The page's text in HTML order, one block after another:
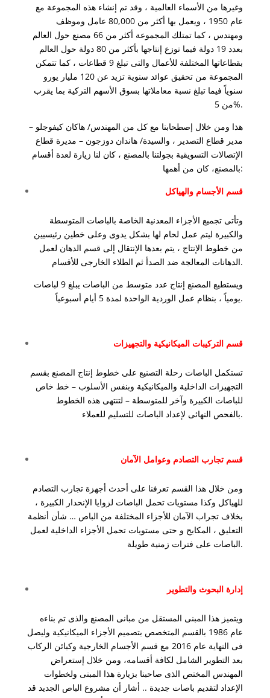
وغيرها من الأسماء العالمية ، وقد تم إنشاء هذه المجموعة مع
عام 1950 ، ويعمل بها أكثر من 80,000 عامل وموظف
ومهندس ، كما تمتلك المجموعة أكثر من 66 مصنع حول العالم
بعدد 19 دولة فيما توزع إنتاجها بأكثر من 80 دولة حول العالم
بقطاعاتها المختلفة للأعمال والتى تبلغ 9 قطاعات ، كما تتمكن
المجموعة من تحقيق عوائد سنوية تزيد عن 120 مليار يورو
سنوياً فيما تبلغ نسبة معاملاتها بسوق الأسهم التركية بما يقرب
من 5%.
هذا ومن خلال إصطحابنا مع كل من المهندس/ هاكان كيفوجلو –
مدير قطاع التصدير ، والسيدة/ هاندان دوزجون – مديرة قطاع
الإتصالات التسويقية بجولتنا بالمصنع ، كان لنا زيارة لعدة أقسام
بالمصنع، كان من أهمها:
قسم الأجسام والهياكل
وتأتى تجميع الأجزاء المعدنية الخاصة بالباصات المتوسطة
والكبيرة ليتم عمل لحام لها بشكل يدوى وعلى خطين رئيسيين
من خطوط الإنتاج ، يتم بعدها الإنتقال إلى قسم الدهان لعمل
الدهانات المعالجة ضد الصدأ ثم الطلاء الخارجى للأقسام.
ويستطيع المصنع إنتاج عدد متوسط من الباصات يبلغ 9 لباصات
يومياً ، بنظام عمل الوردية الواحدة لمدة 5 أيام أسبوعياً.
قسم التركيبات الميكانيكية والتجهيزات
تستكمل الباصات رحلة التصنيع على خطوط إنتاج المصنع بقسم
التجهيزات الداخلية والميكانيكية وبنفس الأسلوب – خط خاص
للباصات الكبيرة وآخر للمتوسطة – لتنتهى هذه الخطوط
بالفحص النهائى لإعداد الباصات للتسليم للعملاء.
قسم تجارب التصادم وعوامل الآمان
ومن خلال هذا القسم تعرفنا على أحدث أجهزة تجارب التصادم
للهياكل وكذا مستويات تحمل الباصات لزوايا الإنحدار الكبيرة ،
بخلاف تجراب الآمان للأجزاء المختلفة من الباص … شأن أنظمة
التعليق ، المكابح و حتى مستويات تحمل الأجزاء الداخلية لعمل
الباصات على فترات زمنية طويلة.
إدارة البحوث والتطوير
ويتميز هذا المبنى المستقل من مبانى المصنع والذى تم بناءه
عام 1986 بالقسم المتخصص بتصميم الأجزاء الميكانيكية وليصل
فى النهاية عام 2016 مع قسم الأجسام الخارجية وكبائن الركاب
بعد التطوير الشامل لكافة أقسامه، ومن خلال إستعراض
المهندس المختص الذى صاحبنا بزيارة هذا المبنى ولخطوات
الإعداد لتقديم باصات جديدة .. أشار أن مشروع الباص الجديد قد